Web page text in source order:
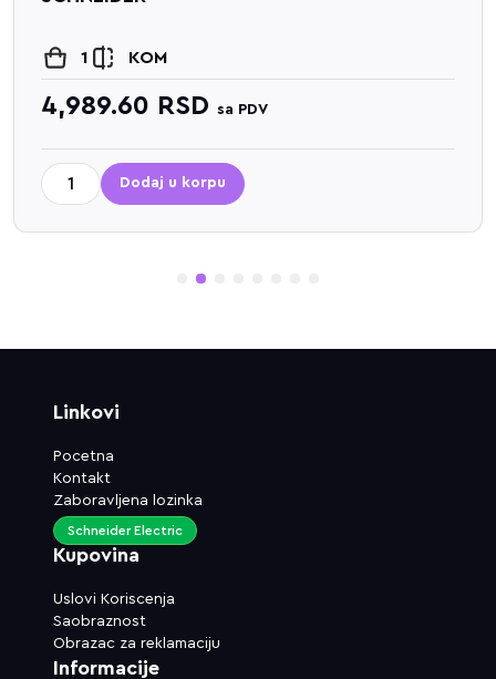
1 KOM
4,989.60 RSD sa PDV
Dodaj u korpu
5
Linkovi
Pocetna
Kontakt
Zaboravljena lozinka
Kupovina
Uslovi Koriscenja
Saobraznost
Obrazac za reklamaciju
Schneider Electric
Informacije